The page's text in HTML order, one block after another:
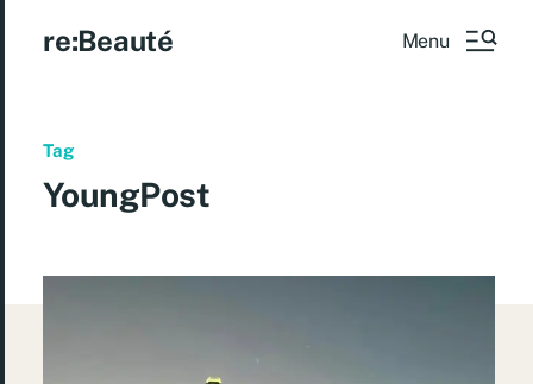
re:Beauté Menu
Tag
YoungPost